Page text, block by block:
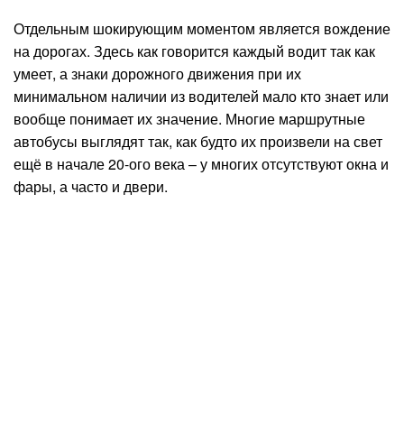
Отдельным шокирующим моментом является вождение
на дорогах. Здесь как говорится каждый водит так как
умеет, а знаки дорожного движения при их
минимальном наличии из водителей мало кто знает или
вообще понимает их значение. Многие маршрутные
автобусы выглядят так, как будто их произвели на свет
ещё в начале 20-ого века – у многих отсутствуют окна и
фары, а часто и двери.